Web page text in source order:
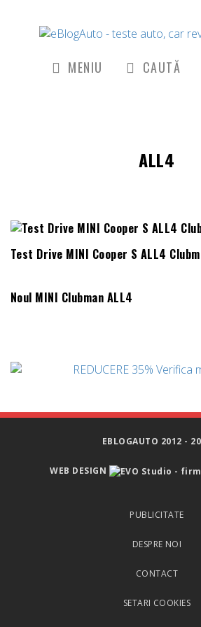
MENIU CAUTĂ
ALL4
Test Drive MINI Cooper S ALL4
Noul MINI Clubman ALL4
EBLOGAUTO 2012 -
WEB DESIGN
PUBLICITATE
DESPRE NOI
CONTACT
SETARI COOKIES